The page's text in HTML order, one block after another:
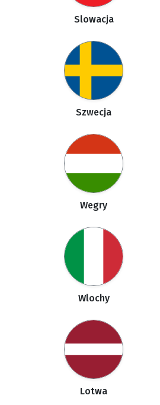
Slowacja
Szwecja
Wegry
Wlochy
Lotwa